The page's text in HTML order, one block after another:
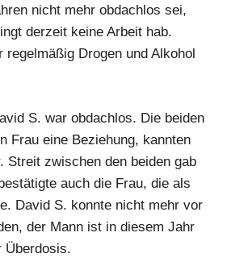
nicht mehr obdachlos sei,
derzeit keine Arbeit hab.
regelmäßig Drogen und Alkohol
S. war obdachlos. Die beiden
Frau eine Beziehung, kannten
Streit zwischen den beiden gab
auch die Frau, die als
David S. konnte nicht mehr vor
der Mann ist in diesem Jahr
Überdosis.